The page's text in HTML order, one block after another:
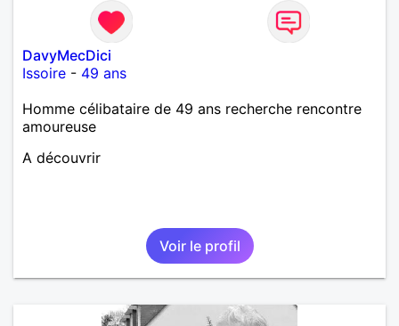
DavyMecDici
Issoire - 49 ans
Homme célibataire de 49 ans recherche rencontre
amoureuse
A découvrir
Voir le profil